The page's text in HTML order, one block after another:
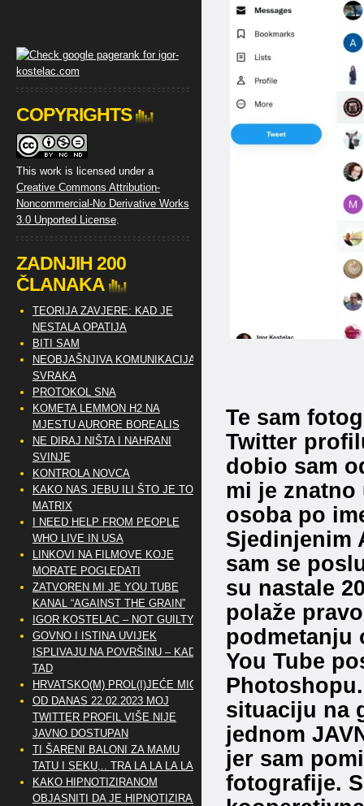
Te sam
Twitter
dobio sam
mi je znatno
osoba po
Sjedinjenim
sam se
su nastale
polaže
podmetanju
You Tube
situaciju na
jednom
jer sam
fotografije.
COPYRIGHTS
This work is licensed under a
Creative Commons Attribution-
Noncommercial-No Derivative Works
3.0 Unported License.
ZADNJIH 200
ČLANAKA
TEORIJA ZAVJERE: KAD JE
NESTALA OPATIJA
BITI SAM
NEOBJAŠNJIVA KOMUNIKACIJA
SVRAKA
PROTOKOL SNA
KOMETA LEMMON H2 NA
MJESTU AURORE BOREALIS
NE DIRAJ NIŠTA I NAHRANI
SVINJE
KONTROLA NOVCA
KAKO NAS JEBU ILI ŠTO JE TO
MATRIX
I NEED HELP FROM PEOPLE
WHO LIVE IN USA
LINKOVI NA FILMOVE KOJE
MORATE POGLEDATI
ZATVOREN MI JE YOU TUBE
KANAL “AGAINST THE GRAIN”
IGOR KOSTELAC – NOT GUILTY
GOVNO I ISTINA UVIJEK
ISPLIVAJU NA POVRŠINU – KAD
TAD
HRVATSKO(M) PROL(I)JEĆE MIG
OD DANAS 22.02.2023 MOJ
TWITTER PROFIL VIŠE NIJE
JAVNO DOSTUPAN
TI ŠARENI BALONI ZA MAMU
TATU I SEKU,.. TRA LA LA LA LA
KAKO HIPNOTIZIRANOM
OBJASNITI DA JE HIPNOTIZIRAN